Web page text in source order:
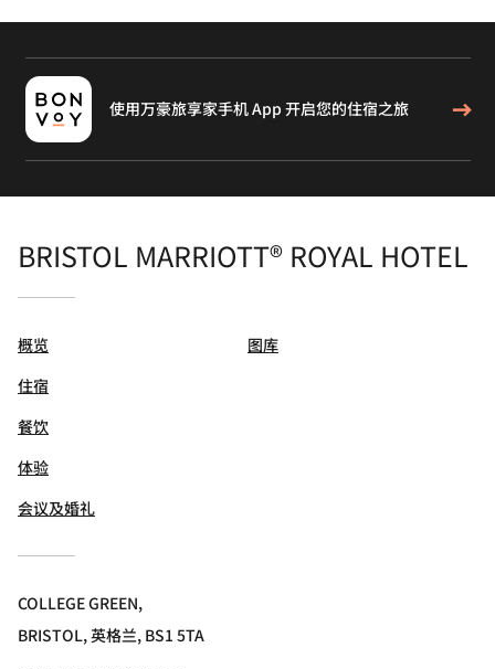
使用万豪旅享家手机 App 开启您的住宿之旅
BRISTOL MARRIOTT® ROYAL HOTEL
概览
住宿
餐饮
体验
会议及婚礼
图库
COLLEGE GREEN,
BRISTOL, 英格兰, BS1 5TA